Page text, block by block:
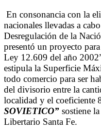
En consonancia con la
nacionales llevadas a
Desregulación de la
presentó un proyecto
Ley 12.609 del año
estipula la Superficie
todo comercio para ser
del divisorio entre la
localidad y el coeficiente
SOVIETICO” sostiene
Libertario Santa Fe.